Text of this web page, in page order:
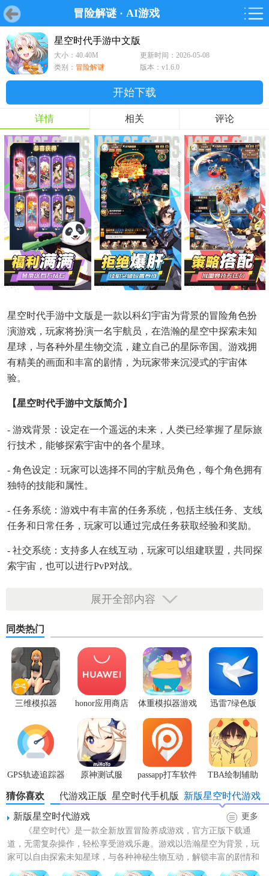
冒险解谜· AI游戏
首页 游戏 软件
首页 游戏 软件 鸿蒙
游戏
鸿蒙
软件
专题
星空时代手游中文版
大小：40.40M
更新时间：2026-05-08
类别： 冒险解谜 版本：v1.6.0
开始下载
详情 相关 评论
星空时代手游中文版是一款以科幻宇宙为背景的冒险角色扮
演游戏，玩家将扮演一名宇航员，在浩瀚的星空中探索未知
星球，与各种外星生物交流，建立自己的星际帝国。游戏拥
有精美的画面和丰富的剧情，为玩家带来沉浸式的宇宙体
验。
【星空时代手游中文版简介】
- 游戏背景：设定在一个遥远的未来，人类已经掌握了星际旅
行技术，能够探索宇宙中的各个星球。
- 角色设定：玩家可以选择不同的宇航员角色，每个角色拥有
独特的技能和属性。
- 任务系统：游戏中有丰富的任务系统，包括主线任务、支线
任务和日常任务，玩家可以通过完成任务获取经验和奖励。
- 社交系统：支持多人在线互动，玩家可以组建联盟，共同探
索宇宙，也可以进行PvP对战。
展开全部内容
同类热门
三维模拟器
honor应用商店 体重模拟器游戏 迅雷7绿色版
GPS轨迹追踪器 原神测试服
passapp打车软件
中文版
TBA绘制辅助
猜你喜欢 新版星空时代游戏
星空时代手机版
星空时代游戏正版
新版星空时代游戏
更多
《星空时代》是一款全新放置冒险养成游戏，官方正版下载通
道，无需复杂操作，轻松享受游戏乐趣。游戏以浩瀚星空为背景，玩
家可以自由探索未知星球，与各种神秘生物互动，解锁丰富的剧情和
隐藏任务。新版游戏更流畅，...